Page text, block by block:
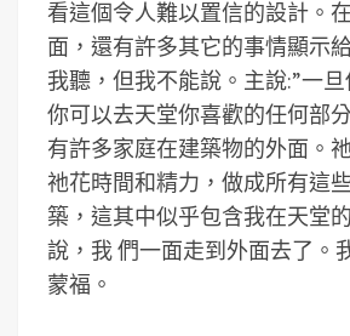
看這個令人難以置信的設計。
面，還有許多其它的事情顯示
我聽，但我不能說。主說:”一旦
你可以去天堂你喜歡的任何部
有許多家庭在建築物的外面。
祂花時間和精力，做成所有這
築，這其中似乎包含我在天堂
說，我 們一面走到外面去了。
蒙福。